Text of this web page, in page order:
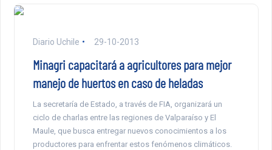
Diario Uchile 29-10-2013
Minagri capacitará a agricultores para mejor
manejo de huertos en caso de heladas
La secretaría de Estado, a través de FIA, organizará un
ciclo de charlas entre las regiones de Valparaíso y El
Maule, que busca entregar nuevos conocimientos a los
productores para enfrentar estos fenómenos climáticos.